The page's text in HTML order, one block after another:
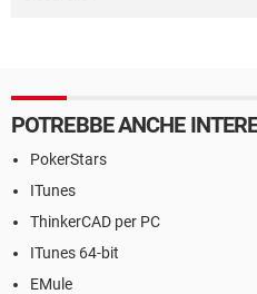
POTREBBE ANCHE
PokerStars
ITunes
ThinkerCAD per PC
ITunes 64-bit
EMule